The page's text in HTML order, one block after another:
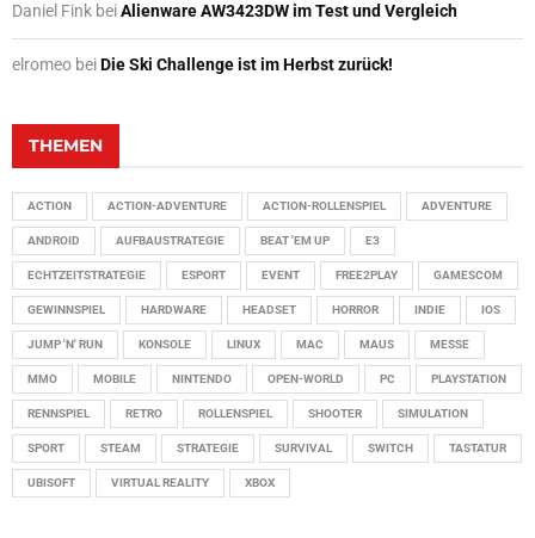
Daniel Fink beiAlienware AW3423DW im Test und Vergleich
elromeo beiDie Ski Challenge ist im Herbst zurück!
THEMEN
ACTION ACTION-ADVENTURE ACTION-ROLLENSPIEL ADVENTURE
ANDROID AUFBAUSTRATEGIE BEAT 'EM UP E3
ECHTZEITSTRATEGIE ESPORT EVENT FREE2PLAY GAMESCOM
GEWINNSPIEL HARDWARE HEADSET HORROR INDIE IOS
JUMP 'N' RUN KONSOLE LINUX MAC MAUS MESSE
MMO MOBILE NINTENDO OPEN-WORLD PC PLAYSTATION
RENNSPIEL RETRO ROLLENSPIEL SHOOTER SIMULATION
SPORT STEAM STRATEGIE SURVIVAL SWITCH TASTATUR
UBISOFT VIRTUAL REALITY XBOX